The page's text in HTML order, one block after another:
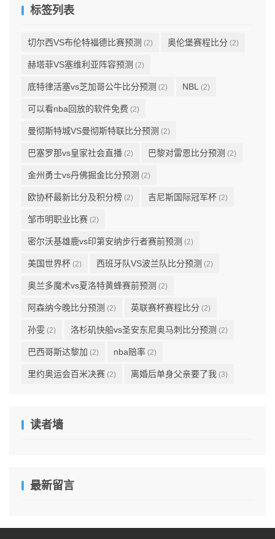
标签列表
切尔西VS布伦特福德比赛预测 (2) 奥伦堡赛程比分 (2)
赫塔菲VS塞维利亚阵容预测 (2)
底特律活塞vs芝加哥公牛比分预测 (2) NBL (2)
可以看nba回放的软件免费 (2)
曼彻斯特城VS曼彻斯特联比分预测 (2)
巴塞罗那vs皇家社会直播 (2) 巴黎对雷恩比分预测 (2)
金州勇士vs丹佛掘金比分预测 (2)
欧协杯最新比分及积分榜 (2) 吉尼斯国际冠军杯 (2)
邹市明职业比赛 (2)
密尔沃基雄鹿vs印第安纳步行者赛前预测 (2)
美国世界杯 (2) 西班牙队VS波兰队比分预测 (2)
奥兰多魔术vs夏洛特黄蜂赛前预测 (2)
阿森纳今晚比分预测 (2) 英联赛杯赛程比分 (2)
孙雯 (2) 洛杉矶快船vs圣安东尼奥马刺比分预测 (2)
巴西哥斯达黎加 (2) nba赔率 (2)
里约奥运会百米决赛 (2) 离婚后单身父亲要了我 (3)
读者墙
最新留言